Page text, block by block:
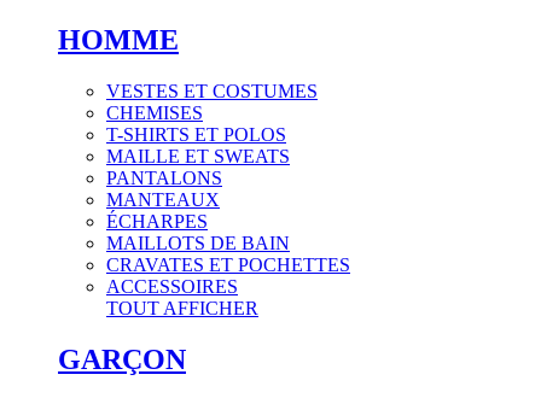
HOMME
VESTES ET COSTUMES
CHEMISES
T-SHIRTS ET POLOS
MAILLE ET SWEATS
PANTALONS
MANTEAUX
ÉCHARPES
MAILLOTS DE BAIN
CRAVATES ET POCHETTES
ACCESSOIRES
TOUT AFFICHER
GARÇON